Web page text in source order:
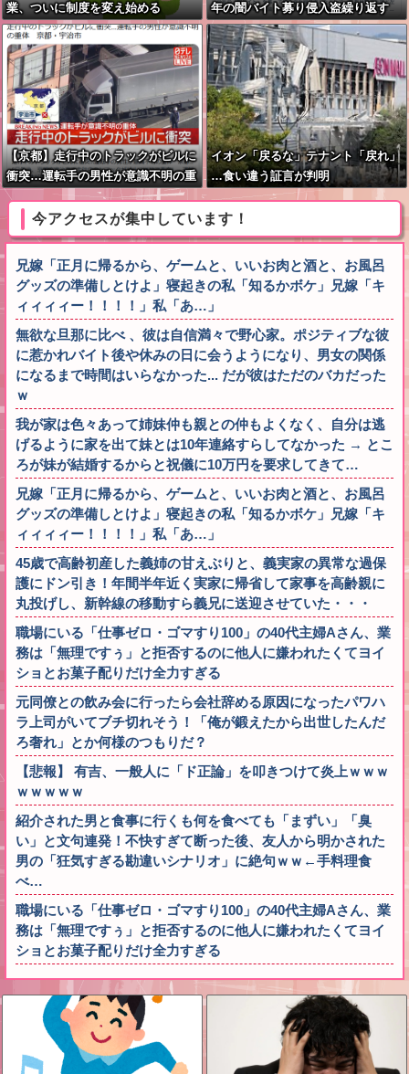
業、ついに制度を変え始める
年の闇バイト募り侵入盗繰り返す
容疑で中学生2人含む7人逮捕
【京都】走行中のトラックがビルに
衝突…運転手の男性が意識不明の重
体 宇治市
イオン「戻るな」テナント「戻れ」
…食い違う証言が判明
今アクセスが集中しています！
兄嫁「正月に帰るから、ゲームと、いいお肉と酒と、お風呂
グッズの準備しとけよ」寝起きの私「知るかボケ」兄嫁「キ
ィィィィー！！！！」私「あ…」
無欲な旦那に比べ 、彼は自信満々で野心家。ポジティブな彼
に惹かれバイト後や休みの日に会うようになり、男女の関係
になるまで時間はいらなかった... だが彼はただのバカだった
ｗ
我が家は色々あって姉妹仲も親との仲もよくなく、自分は逃
げるように家を出て妹とは10年連絡すらしてなかった → とこ
ろが妹が結婚するからと祝儀に10万円を要求してきて…
兄嫁「正月に帰るから、ゲームと、いいお肉と酒と、お風呂
グッズの準備しとけよ」寝起きの私「知るかボケ」兄嫁「キ
ィィィィー！！！！」私「あ…」
45歳で高齢初産した義姉の甘えぶりと、義実家の異常な過保
護にドン引き！年間半年近く実家に帰省して家事を高齢親に
丸投げし、新幹線の移動すら義兄に送迎させていた・・・
職場にいる「仕事ゼロ・ゴマすり100」の40代主婦Aさん、業
務は「無理ですぅ」と拒否するのに他人に嫌われたくてヨイ
ショとお菓子配りだけ全力すぎる
元同僚との飲み会に行ったら会社辞める原因になったパワハ
ラ上司がいてブチ切れそう！「俺が鍛えたから出世したんだ
ろ奢れ」とか何様のつもりだ？
【悲報】 有吉、一般人に「ド正論」を叩きつけて炎上ｗｗｗ
ｗｗｗｗｗ
紹介された男と食事に行くも何を食べても「まずい」「臭
い」と文句連発！不快すぎて断った後、友人から明かされた
男の「狂気すぎる勘違いシナリオ」に絶句ｗｗ←手料理食
べ…
職場にいる「仕事ゼロ・ゴマすり100」の40代主婦Aさん、業
務は「無理ですぅ」と拒否するのに他人に嫌われたくてヨイ
ショとお菓子配りだけ全力すぎる